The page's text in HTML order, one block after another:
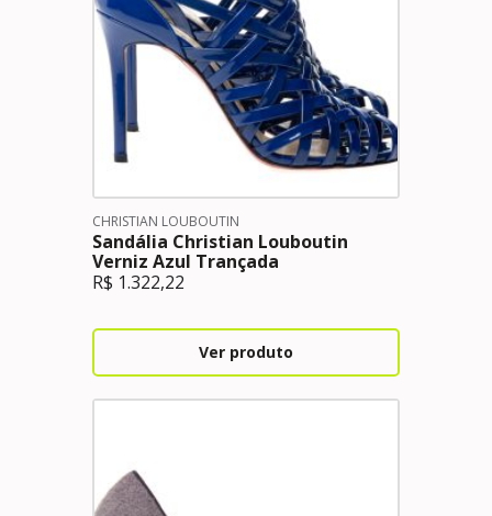
CHRISTIAN LOUBOUTIN
Sandália Christian Louboutin
Verniz Azul Trançada
R$ 1.322,22
Ver produto